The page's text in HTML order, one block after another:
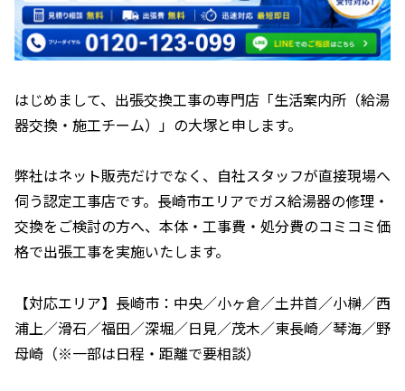
はじめまして、出張交換工事の専門店「生活案内所（給湯
器交換・施工チーム）」の大塚と申します。
弊社はネット販売だけでなく、自社スタッフが直接現場へ
伺う認定工事店です。長崎市エリアでガス給湯器の修理・
交換をご検討の方へ、本体・工事費・処分費のコミコミ価
格で出張工事を実施いたします。
【対応エリア】長崎市：中央／小ヶ倉／土井首／小榊／西
浦上／滑石／福田／深堀／日見／茂木／東長崎／琴海／野
母崎（※一部は日程・距離で要相談）